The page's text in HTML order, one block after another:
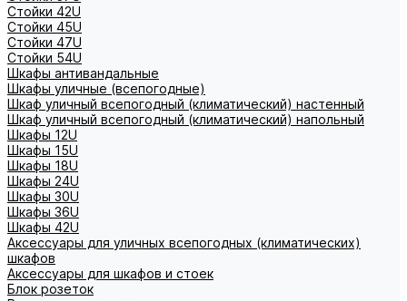
Стойки 42U
Стойки 45U
Стойки 47U
Стойки 54U
Шкафы антивандальные
Шкафы уличные (всепогодные)
Шкаф уличный всепогодный (климатический) настенный
Шкаф уличный всепогодный (климатический) напольный
Шкафы 12U
Шкафы 15U
Шкафы 18U
Шкафы 24U
Шкафы 30U
Шкафы 36U
Шкафы 42U
Аксессуары для уличных всепогодных (климатических)
шкафов
Аксессуары для шкафов и стоек
Блок розеток